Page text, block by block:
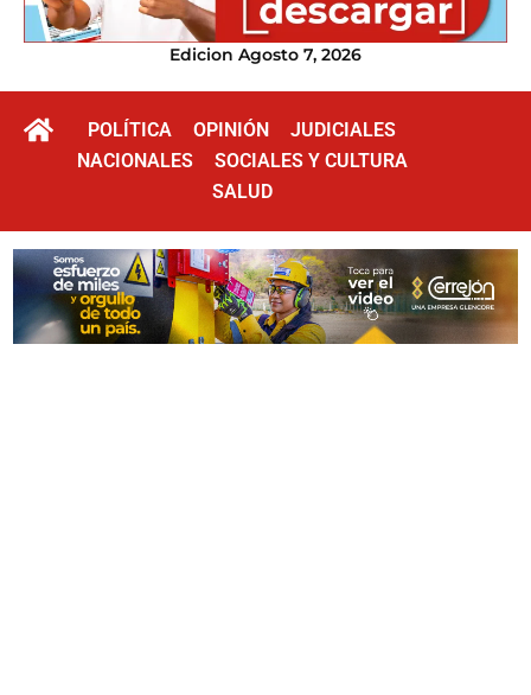
Edicion Agosto 7, 2026
POLÍTICA OPINIÓN
JUDICIALES
NACIONALES
SOCIALES Y CULTURA
SALUD